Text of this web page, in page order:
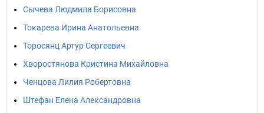
Сычева Людмила Борисовна
Токарева Ирина Анатольевна
Торосянц Артур Сергеевич
Хворостянова Кристина Михайловна
Ченцова Лилия Робертовна
Штефан Елена Александровна